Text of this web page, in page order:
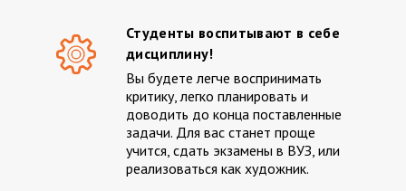
Студенты воспитывают в себе
дисциплину!
Вы будете легче воспринимать
критику, легко планировать и
доводить до конца поставленные
задачи. Для вас станет проще
учится, сдать экзамены в ВУЗ, или
реализоваться как художник.